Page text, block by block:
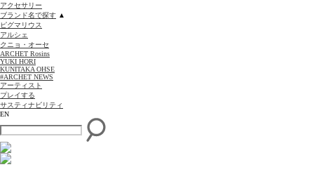
アクセサリー
ブランド名で探す ▲
ピグマリウス
アルシェ
クニョ・オーセ
ARCHET Rosins
YUKI HORI
KUNITAKA OHSE
#ARCHET NEWS
アーティスト
プレイする
サスティナビリティ
EN